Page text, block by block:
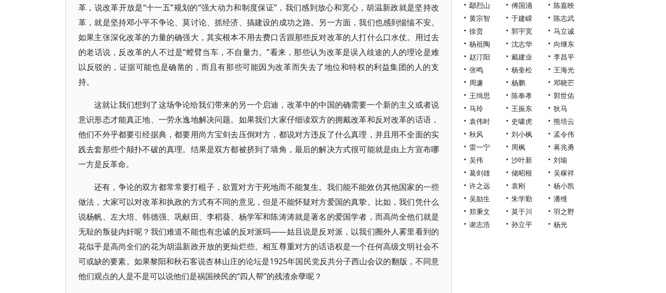
革，说改革开放是“十一五”规划的“强大动力和制度保证”，我们感到放心和宽心，胡温新政就是坚持改
革，就是坚持邓小平不争论、莫讨论、抓经济、搞建设的成功之路。另一方面，我们也感到惴惴不安。
如果主张深化改革的力量的确强大，其实根本不用去费口舌跟那些反对改革的人打什么口水仗。用过去
的老话说，反改革的人不过是“螳臂当车，不自量力。”看来，那些认为改革是误入歧途的人的理论是难
以反驳的，证据可能也是确凿的，而且有那些可能因为改革而失去了地位和特权的利益集团的人的支
持。
这就让我们想到了这场争论给我们带来的另一个启迪，改革中的中国的确需要一个新的主义或者说
意识形态才能真正地、一劳永逸地解决问题。如果我们大家仔细读双方的拥戴改革和反对改革的话语，
他们不外乎都要引经据典，都要用尚方宝剑去压倒对方，都说对方违反了什么真理，并且用不全面的实
践去套那些个颠扑不破的真理。结果是双方都被挤到了墙角，最后的解决方式很可能就是由上方宣布哪
一方是反革命。
还有，争论的双方都常常要打棍子，欲置对方于死地而不能复生。我们能不能效仿其他国家的一些
做法，大家可以对改革和执政的方式有不同的意见，但是不能怀疑对方爱国的真挚。比如，我们凭什么
说杨帆、左大培、韩德强、巩献田、李稻葵、杨学军和陈涛涛就是著名的爱国学者，而高尚全他们就是
无耻的叛徒内奸呢？我们难道不能也有忠诚的反对派吗——姑且说是反对派，以我们圈外人雾里看到的
花似乎是高尚全们的花为胡温新政开放的更灿烂些。相互尊重对方的话语权是一个任何高级文明社会不
可或缺的要素。如果黎阳和秋石客说杏林山庄的论坛是1925年国民党反共分子西山会议的翻版，不同意
他们观点的人是不是可以说他们是祸国殃民的“四人帮”的残渣余孽呢？
鄢烈山
傅国涌
陈嘉映
黄宗智
于建嵘
陈志武
徐贲
郭宇宽
马立诚
杨祖陶
沈志华
向继东
赵汀阳
戴建业
李昌平
张鸣
杨奎松
王海光
周濂
杨鹏
邓晓芒
王缉思
陈奉孝
郭世佑
马玲
王振东
狄马
袁伟时
史啸虎
熊培云
秋风
刘小枫
孟令伟
雷一宁
周枫
蒋兆勇
吴伟
沙叶新
刘瑜
葛剑雄
储昭根
吴稼祥
许之远
袁刚
杨小凯
吴励生
朱学勤
潘维
郑秉文
莫于川
羽之野
谢志浩
孙立平 杨光